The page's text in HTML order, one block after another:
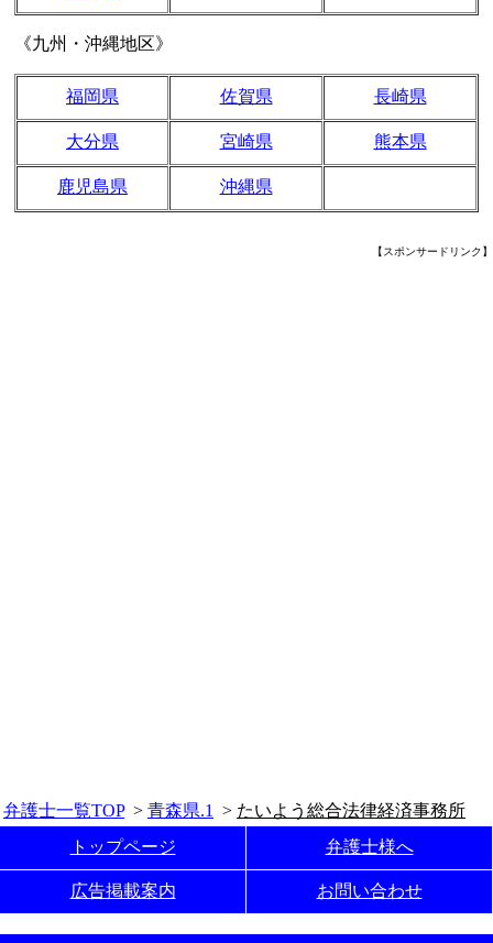
《九州・沖縄地区》
福岡県 佐賀県 長崎県
大分県 宮崎県 熊本県
鹿児島県 沖縄県
【スポンサードリンク】
弁護士一覧TOP> 青森県.1 > たいよう総合法律経済事務所
トップページ
弁護士様へ
広告掲載案内 お問い合わせ